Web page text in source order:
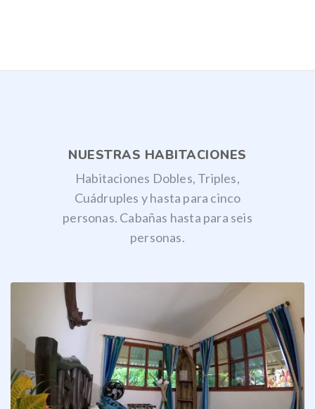
NUESTRAS HABITACIONES
Habitaciones Dobles, Triples,
Cuádruples y hasta para cinco
personas. Cabañas hasta para seis
personas.